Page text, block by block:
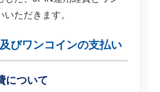
ただきます。
びワンコインの支払い
について